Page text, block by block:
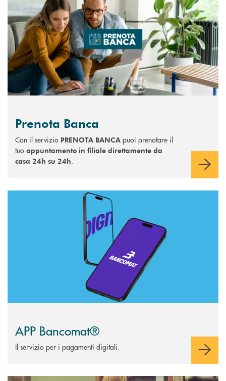
Prenota Banca
Con il servizio PRENOTA BANCA puoi prenotare il
tuo appuntamento in filiale direttamente da
casa 24h su 24h.
Scopri di più APP Bancomat®
APP Bancomat®
Il servizio per i pagamenti digitali.